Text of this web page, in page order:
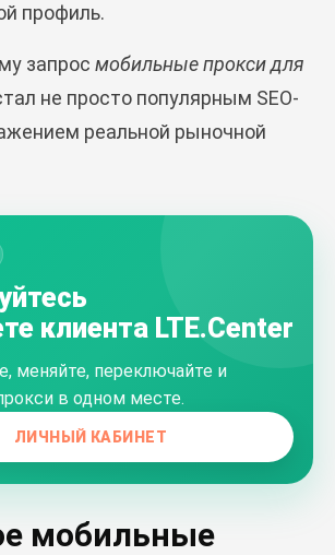
профиль.
запрос мобильные прокси для
не просто популярным SEO-
реальной рыночной
клиента LTE.Center
меняйте, переключайте и
в одном месте.
ЛИЧНЫЙ КАБИНЕТ
мобильные